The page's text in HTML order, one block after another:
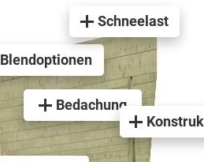
Blendoptionen
Bedachung
Schneelast